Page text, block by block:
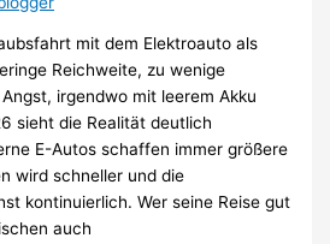
mit dem Elektroauto als
Reichweite, zu wenige
irgendwo mit leerem Akku
sieht die Realität deutlich
E-Autos schaffen immer größere
wird schneller und die
kontinuierlich. Wer seine Reise gut
auch